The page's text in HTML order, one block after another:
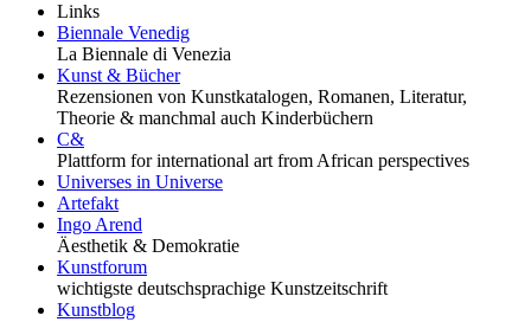
Links
Biennale Venedig
La Biennale di Venezia
Kunst & Bücher
Rezensionen von Kunstkatalogen, Romanen, Literatur,
Theorie & manchmal auch Kinderbüchern
C&
Plattform for international art from African perspectives
Universes in Universe
Artefakt
Ingo Arend
Äesthetik & Demokratie
Kunstforum
wichtigste deutschsprachige Kunstzeitschrift
Kunstblog